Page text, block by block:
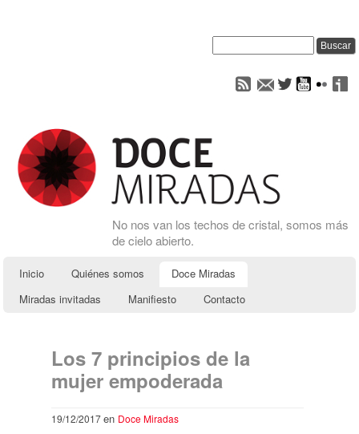
No nos van los techos de cristal, somos más
de cielo abierto.
Inicio Quiénes somos
Doce Miradas
Miradas invitadas
Manifiesto Contacto
Los 7 principios de la
mujer empoderada
19/12/2017en Doce Miradas